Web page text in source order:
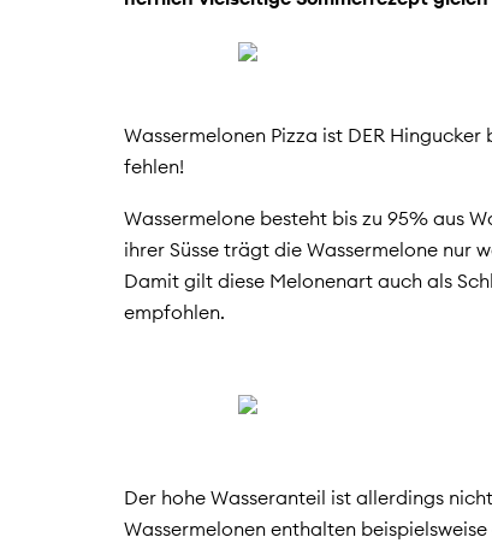
Wassermelonen Pizza ist DER
fehlen!
Wassermelone besteht bis zu 95% aus
ihrer Süsse trägt die Wassermelone nur
Damit gilt diese Melonenart auch als
empfohlen.
Der hohe Wasseranteil ist allerdings
Wassermelonen enthalten